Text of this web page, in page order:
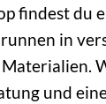
findest du
in
Materialien.
und